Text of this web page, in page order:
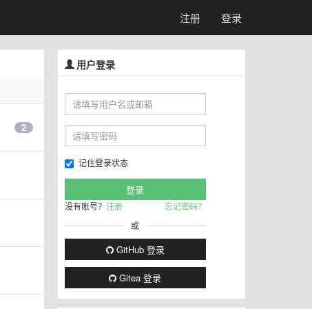
注册 登录
2
用户登录
记住登录状态
没有账号？ 注册
忘记密码？
或
GitHub 登录
Gitea 登录